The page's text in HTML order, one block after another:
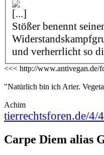
[...]
Stößer benennt
und verherrlicht so
<<< http://www.antivegan.de/
"Natürlich bin ich Arier.
Achim
tierrechtsforen.de/4/
Carpe Diem alias